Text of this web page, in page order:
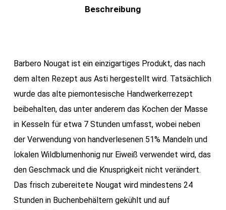
Beschreibung
Barbero Nougat ist ein einzigartiges Produkt, das nach
dem alten Rezept aus Asti hergestellt wird. Tatsächlich
wurde das alte piemontesische Handwerkerrezept
beibehalten, das unter anderem das Kochen der Masse
in Kesseln für etwa 7 Stunden umfasst, wobei neben
der Verwendung von handverlesenen 51% Mandeln und
lokalen Wildblumenhonig nur Eiweiß verwendet wird, das
den Geschmack und die Knusprigkeit nicht verändert.
Das frisch zubereitete Nougat wird mindestens 24
Stunden in Buchenbehältern gekühlt und auf